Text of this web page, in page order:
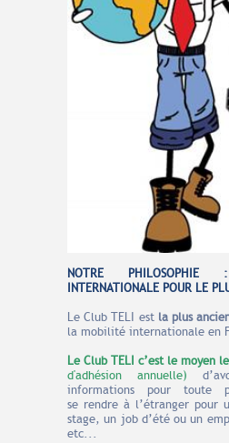
NOTRE
INTERNATIONALE POUR LE
Le Club TELI est la plus
la mobilité internationale en
Le Club TELI c’est le moyen
d'adhésion annuelle)
informations pour toute
se rendre à l’étranger pour
stage, un job d’été ou un
etc...